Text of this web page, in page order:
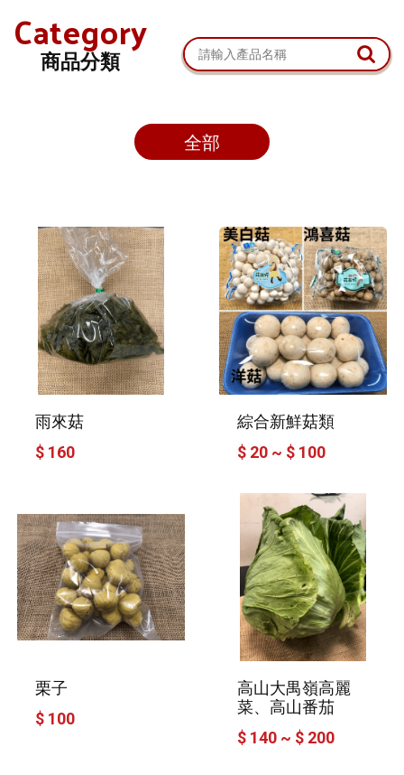
Category
商品分類
全部
雨來菇
$ 160
綜合新鮮菇類
$ 20 ~ $ 100
栗子
$ 100
高山大禺嶺高麗
菜、高山番茄
$ 140 ~ $ 200